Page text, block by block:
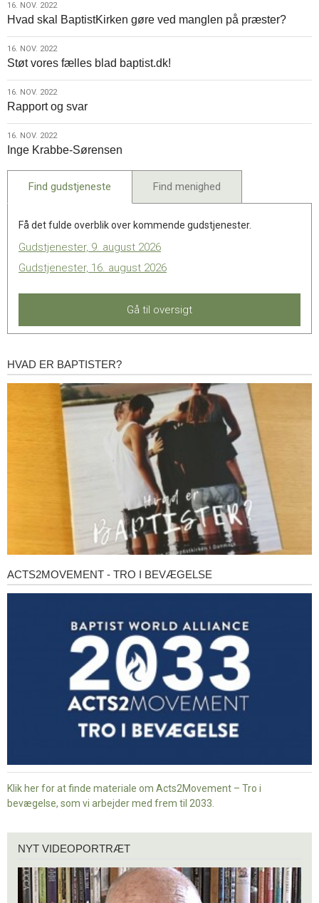
16.
nov.
2022
16. NOV. 2022
Hvad skal BaptistKirken gøre ved manglen på præster?
16.
nov.
2022
16. NOV. 2022
Støt vores fælles blad baptist.dk!
16.
nov.
2022
16. NOV. 2022
Rapport og svar
16.
nov.
2022
16. NOV. 2022
Inge Krabbe-Sørensen
Find gudstjeneste Find menighed
Få det fulde overblik over kommende gudstjenester.
Gudstjenester, 9. august 2026
Gudstjenester, 16. august 2026
Gå til oversigt
Hvad
HVAD ER BAPTISTER?
Acts2Movement
ACTS2MOVEMENT - TRO I BEVÆGELSE
Klik her for at finde materiale om Acts2Movement – Tro i
bevægelse, som vi arbejder med frem til 2033.
videoportræt
NYT VIDEOPORTRÆT